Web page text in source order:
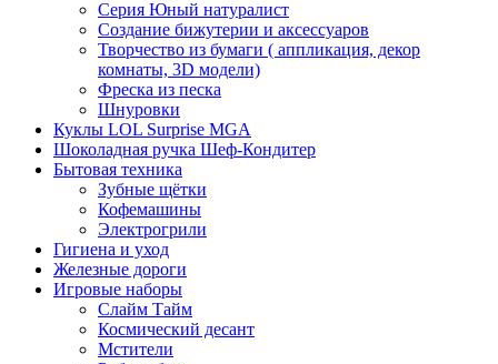
Серия Юный натуралист
Создание бижутерии и аксессуаров
Творчество из бумаги ( аппликация, декор
комнаты, 3D модели)
Фреска из песка
Шнуровки
Куклы LOL Surprise MGA
Шоколадная ручка Шеф-Кондитер
Бытовая техника
Зубные щётки
Кофемашины
Электрогрили
Гигиена и уход
Железные дороги
Игровые наборы
Слайм Тайм
Космический десант
Мстители